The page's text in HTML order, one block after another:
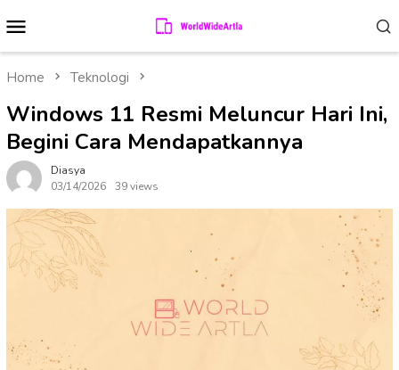
to
contentMenu
Home Teknologi
Windows 11 Resmi Meluncur Hari Ini,
Begini Cara Mendapatkannya
Diasya
03/14/2026
39 views